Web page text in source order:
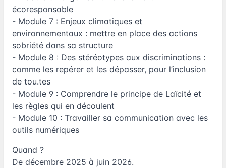
écoresponsable
- Module 7 : Enjeux climatiques et
environnementaux : mettre en place des actions
sobriété dans sa structure
- Module 8 : Des stéréotypes aux discriminations :
comme les repérer et les dépasser, pour l’inclusion
de tou.tes
- Module 9 : Comprendre le principe de Laïcité et
les règles qui en découlent
- Module 10 : Travailler sa communication avec les
outils numériques
Quand ?
De décembre 2025 à juin 2026.